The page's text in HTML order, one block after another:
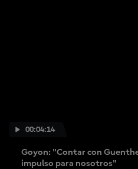
00:04:14
Goyon: "Contar con
impulso para nosotros"